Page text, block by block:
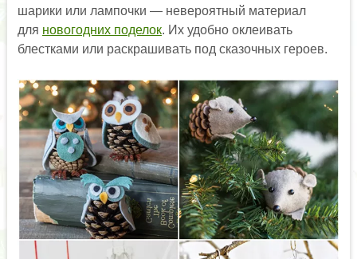
шарики или лампочки — невероятный материал
для новогодних поделок. Их удобно оклеивать
блестками или раскрашивать под сказочных героев.